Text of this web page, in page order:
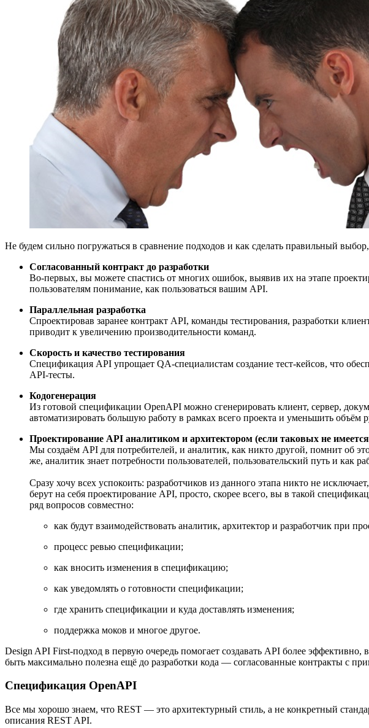
Не будем сильно погружаться в сравнение подходов и как сделать правильный
Согласованный контракт до разработки
Во-первых, вы можете спастись от многих ошибок, выявив их на этапе
пользователям понимание, как пользоваться вашим API.
Параллельная разработка
Спроектировав заранее контракт API, команды тестирования, разработки
приводит к увеличению производительности команд.
Скорость и качество тестирования
Спецификация API упрощает QA-специалистам создание тест-кейсов, что
API-тесты.
Кодогенерация
Из готовой спецификации OpenAPI можно сгенерировать клиент, сервер,
автоматизировать большую работу в рамках всего проекта и уменьшить объём
Проектирование API аналитиком и архитектором (если таковых не
Мы создаём API для потребителей, и аналитик, как никто другой, помнит об
же, аналитик знает потребности пользователей, пользовательский путь и как
Сразу хочу всех успокоить: разработчиков из данного этапа никто не
берут на себя проектирование API, просто, скорее всего, вы в такой
ряд вопросов совместно:
как будут взаимодействовать аналитик, архитектор и разработчик при
процесс ревью спецификации;
как вносить изменения в спецификацию;
как уведомлять о готовности спецификации;
где хранить спецификации и куда доставлять изменения;
поддержка моков и многое другое.
Design API First-подход в первую очередь помогает создавать API более
быть максимально полезна ещё до разработки кода — согласованные контракты с
Спецификация OpenAPI
Все мы хорошо знаем, что REST — это архитектурный стиль, а не конкретный
описания REST API.